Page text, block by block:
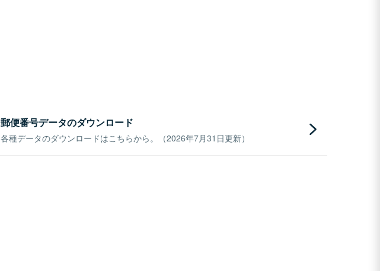
郵便番号データのダウンロード
各種データのダウンロードはこちらから。（2026年7月31日更新）